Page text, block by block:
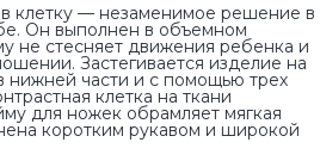
клетку — незаменимое решение в
Он выполнен в объемном
не стесняет движения ребенка и
Застегивается изделие на
нижней части и с помощью трех
клетка на ткани
для ножек обрамляет мягкая
коротким рукавом и широкой